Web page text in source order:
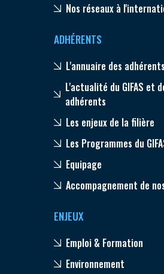
Nos réseaux à
ADHÉRENTS
L'annuaire des adhérents
L'actualité du GIFAS et
adhérents
Les enjeux de la filière
Les Programmes du
Equipage
Accompagnement de
ENJEUX
Emploi & Formation
Environnement